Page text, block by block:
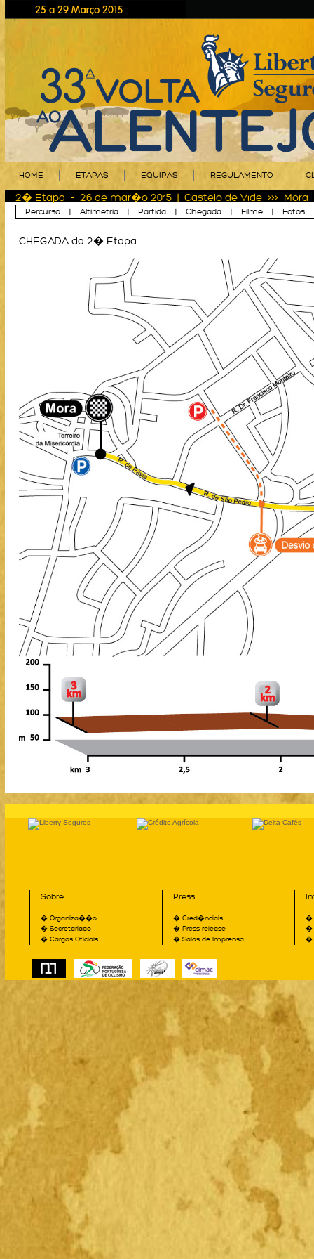
HOME ETAPAS EQUIPAS REGULAMENTO
2� Etapa - 26 de mar�o 2015 | Castelo de Vide >>> Mora
Percurso | Altimetria | Partida | Chegada | Filme | Fotos
CHEGADA da 2� Etapa
Sobre
� Organiza��o
� Secretariado
� Cargos Oficiais
Press
� Cred�nciais
� Press release
� Salas de Imprensa
�
�
�